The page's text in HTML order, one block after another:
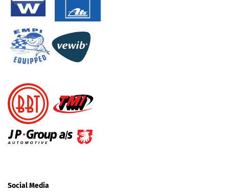
Social Media